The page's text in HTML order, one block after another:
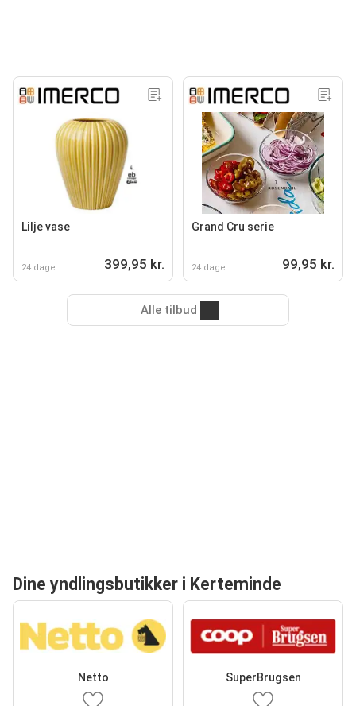
Lilje vase
24 dage 399,95 kr.
Grand Cru serie
24 dage 99,95 kr.
Alle tilbud
Dine yndlingsbutikker i Kerteminde
Netto SuperBrugsen